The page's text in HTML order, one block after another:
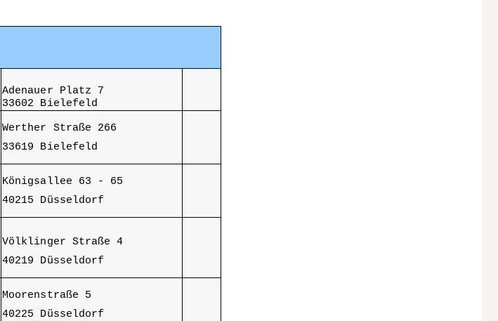
Adenauer Platz 7
33602 Bielefeld
Werther Straße 266
33619 Bielefeld
Königsallee 63 - 65
40215 Düsseldorf
Völklinger Straße 4
40219 Düsseldorf
Moorenstraße 5
40225 Düsseldorf